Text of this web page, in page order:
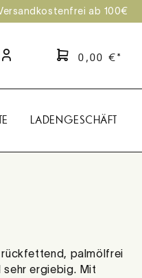
ab 100€
0,00 €*
LADENGESCHÄFT
palmölfrei
ergiebig. Mit